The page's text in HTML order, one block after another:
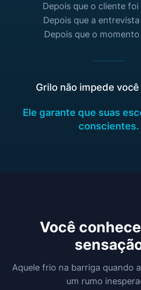
Depois que o cliente foi
Depois que a
Depois que o
Grilo não impede
Ele garante que suas
conscientes.
Você
Aquele frio na barriga quando
um rumo